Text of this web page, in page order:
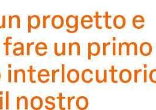
progetto e
un primo
nostro